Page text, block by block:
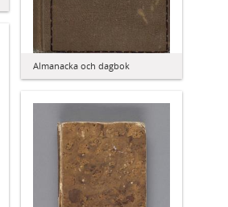
Almanacka och dagbok